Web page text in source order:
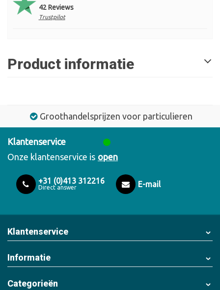
42 Reviews
Trustpilot
Product informatie
Groothandelsprijzen voor particulieren
Klantenservice
Onze klantenservice is open
+31 (0)413 312216
Direct answer E-mail
Klantenservice
Informatie
Categorieën